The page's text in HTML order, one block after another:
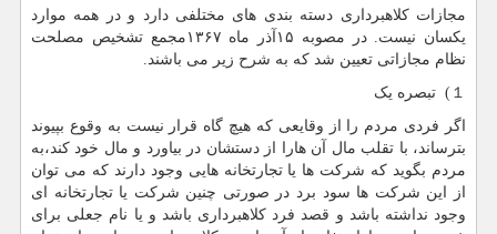
مجازات کلاهبرداری دسته بندی های مختلفی دارد و در همه موارد
یکسان نیست. در مصوبه ۱۵آذر ماه ۱۳۶۷مجمع تشخیص مصلحت
نظام مجازاتی تعیین شد که به شرح زیر می باشند.
１) تبصره یک
اگر فردی مردم را از وقایعی که هیچ گاه قرار نیست به وقوع بپیوند
بترساند، با تقلب مال آن هارا از دستشان در بیاورد و مال خود کند،به
مردم بگوید که شرکت ها یا تجارتخانه هایی وجود دارند که می توان
از این شرکت ها سود برد در صورتی چنین شرکت یا تجارتخانه ای
وجود نداشته باشد و قصد فرد کلاهبرداری باشد و یا نام جعلی برای